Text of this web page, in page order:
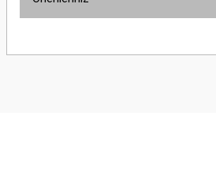
yetersiz gördüğünüz noktaları öneri